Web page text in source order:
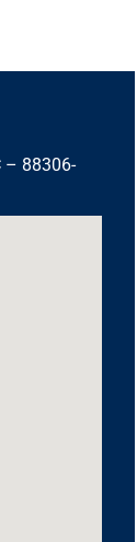
– 88306-